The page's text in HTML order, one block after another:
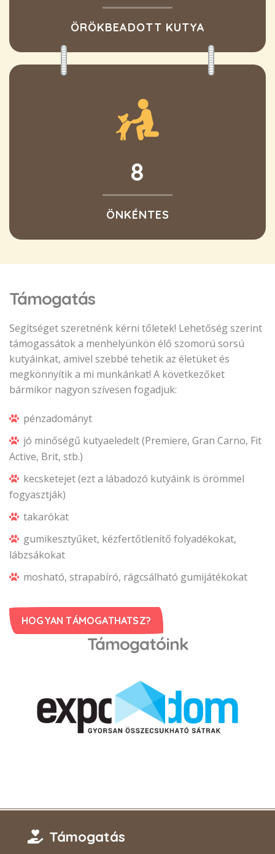
ÖRÖKBEADOTT KUTYA
8
ÖNKÉNTES
Támogatás
Segítséget szeretnénk kérni tőletek! Lehetőség szerint
támogassátok a menhelyünkön élő szomorú sorsú
kutyáinkat, amivel szebbé tehetik az életüket és
megkönnyítik a mi munkánkat! A következőket
bármikor nagyon szívesen fogadjuk:
pénzadományt
jó minőségű kutyaeledelt (Premiere, Gran Carno, Fit
Active, Brit, stb.)
kecsketejet (ezt a lábadozó kutyáink is örömmel
fogyasztják)
takarókat
gumikesztyűket, kézfertőtlenítő folyadékokat,
lábzsákokat
mosható, strapabíró, rágcsálható gumijátékokat
HOGYAN TÁMOGATHATSZ?
Támogatóink
Támogatás